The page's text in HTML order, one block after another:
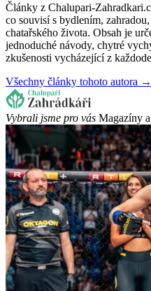
Články z Chalupari-
co souvisí s bydlením,
chatařského života. Obsah je
jednoduché návody, chytré
zkušenosti vycházející z
Všechny články tohoto autora →
Vybrali jsme pro vás Magazíny